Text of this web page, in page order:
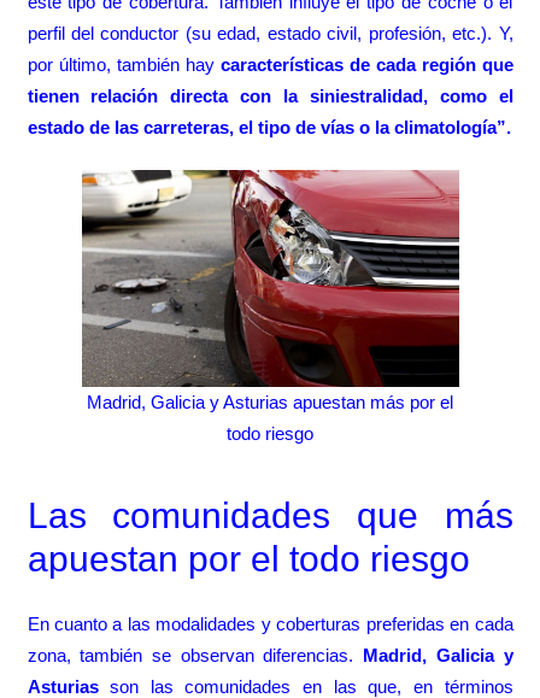
perfil del conductor (su edad, estado civil, profesión, etc.). Y,
por último, también hay características de cada región que
tienen relación directa con la siniestralidad, como el
estado de las carreteras, el tipo de vías o la climatología”.
Madrid, Galicia y Asturias apuestan más por el
todo riesgo
Las comunidades que más
apuestan por el todo riesgo
En cuanto a las modalidades y coberturas preferidas en cada
zona, también se observan diferencias. Madrid, Galicia y
Asturiasson las comunidades en las que, en términos